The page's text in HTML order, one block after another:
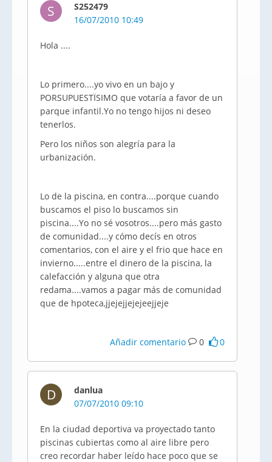
S
S252479
16/07/2010 10:49
Hola ....
Lo primero....yo vivo en un bajo y
PORSUPUESTÏSIMO que votaría a favor de un
parque infantil.Yo no tengo hijos ni deseo
tenerlos.
Pero los niños son alegría para la
urbanización.
Lo de la piscina, en contra....porque cuando
buscamos el piso lo buscamos sin
piscina....Yo no sé vosotros....pero más gasto
de comunidad....y cómo decís en otros
comentarios, con el aire y el frio que hace en
invierno.....entre el dinero de la piscina, la
calefacción y alguna que otra
redama....vamos a pagar más de comunidad
que de hpoteca,jjejejjejejeejjeje
Añadir comentario 0 0
D
danlua
07/07/2010 09:10
En la ciudad deportiva va proyectado tanto
piscinas cubiertas como al aire libre pero
creo recordar haber leído hace poco que se